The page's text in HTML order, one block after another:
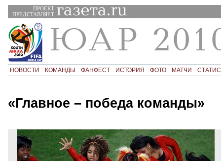
ПРОЕКТ
ПРЕДСТАВЛЯЕТ
НОВОСТИ КОМАНДЫ ФАНФЕСТ ИСТОРИЯ ФОТО МАТЧИ
«Главное – победа команды»